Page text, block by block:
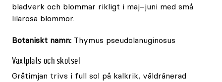
bladverk och blommar rikligt i maj–juni med små
lilarosa blommor.
Botaniskt namn: Thymus pseudolanuginosus
Växtplats och skötsel
Gråtimjan trivs i full sol på kalkrik, väldränerad